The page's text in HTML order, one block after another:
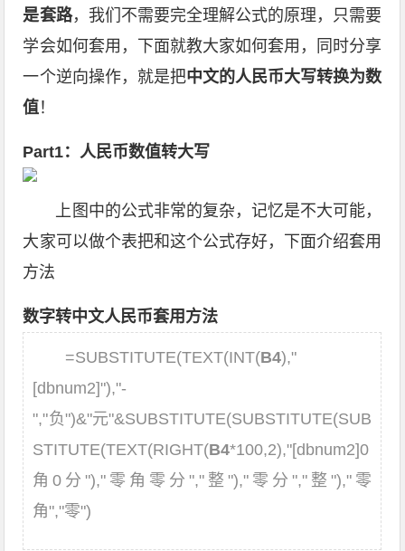
是套路，我们不需要完全理解公式的原理，只需要
学会如何套用，下面就教大家如何套用，同时分享
一个逆向操作，就是把中文的人民币大写转换为数
值！
Part1：人民币数值转大写
上图中的公式非常的复杂，记忆是不大可能，
大家可以做个表把和这个公式存好，下面介绍套用
方法
数字转中文人民币套用方法
=SUBSTITUTE(TEXT(INT(B4),"
[dbnum2]"),"-
","负")&"元"&SUBSTITUTE(SUBSTITUTE(SUB
STITUTE(TEXT(RIGHT(B4*100,2),"[dbnum2]0
角0分"),"零角零分","整"),"零分","整"),"零
角","零")